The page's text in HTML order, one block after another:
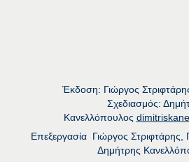
Έκδοση: Γιώργος
Σχεδιασμός:
Κανελλόπουλος
Επεξεργασία Γιώργος Στριφτάρης,
Δημήτρης